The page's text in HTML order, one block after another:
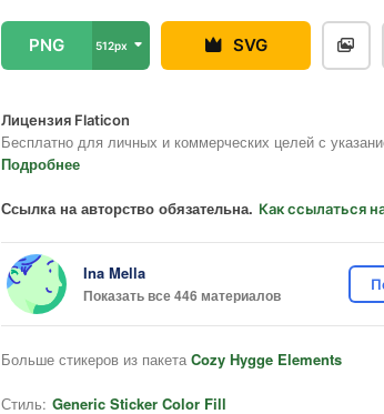
PNG 512px SVG
Лицензия Flaticon
Бесплатно для личных и коммерческих целей с
Подробнее
Ссылка на авторство обязательна. Как ссылаться
Ina Mella
Показать все 446 материалов
Больше стикеров из пакета Cozy Hygge Elements
Стиль: Generic Sticker Color Fill